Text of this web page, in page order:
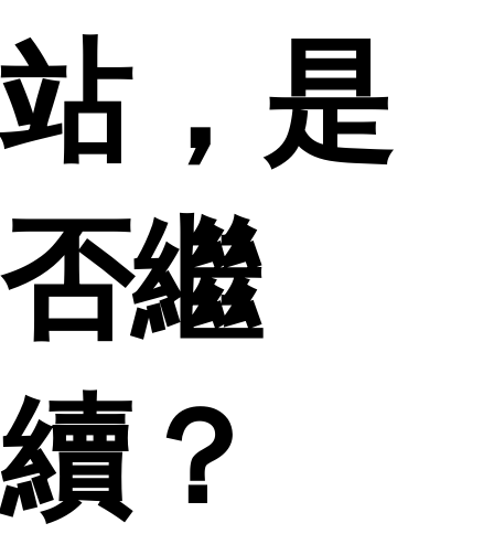
站，是
否繼
續？